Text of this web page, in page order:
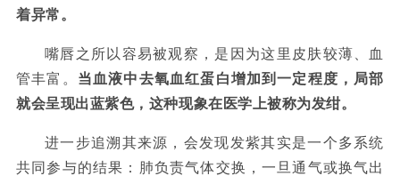
着异常。
嘴唇之所以容易被观察，是因为这里皮肤较薄、血
管丰富。 当血液中去氧血红蛋白增加到一定程度，局部
就会呈现出蓝紫色，这种现象在医学上被称为发绀。
进一步追溯其来源，会发现发紫其实是一个多系统
共同参与的结果：肺负责气体交换，一旦通气或换气出